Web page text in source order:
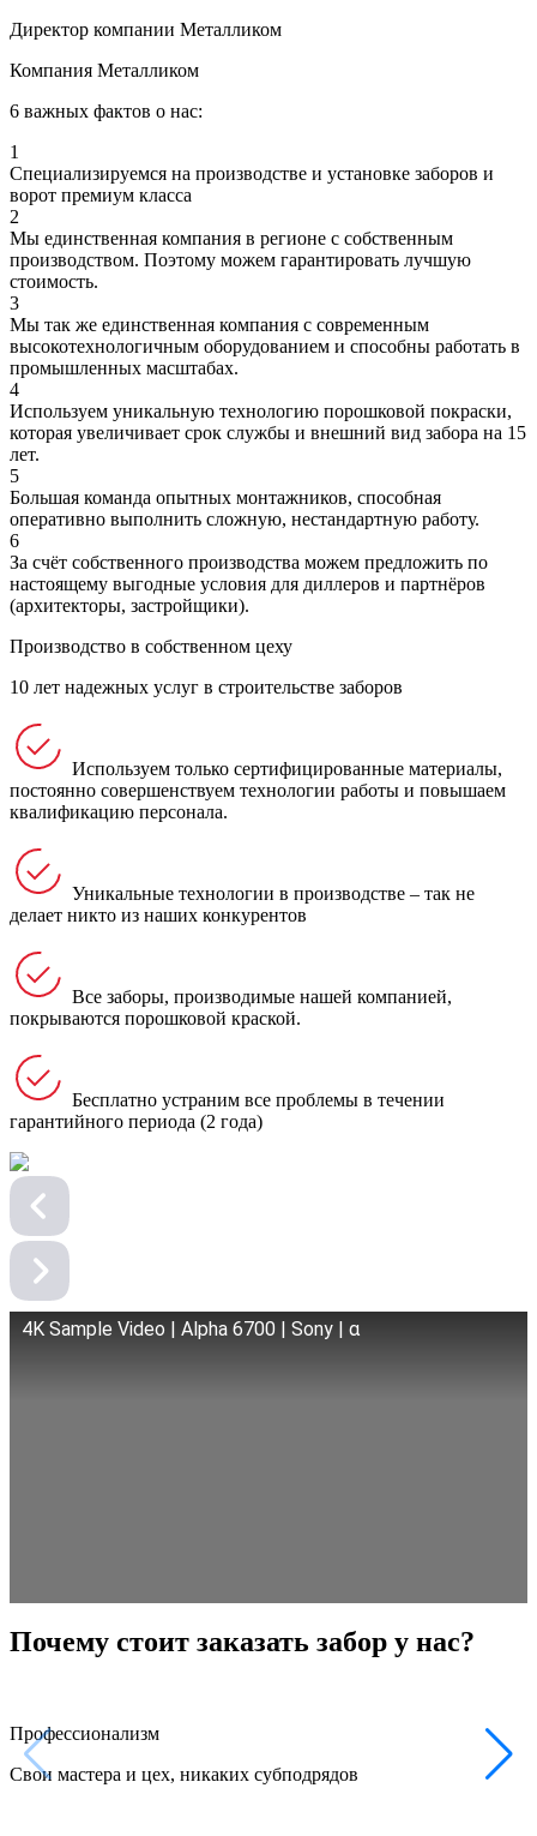
Директор компании Металликом
Компания Металликом
6 важных фактов о нас:
1
Специализируемся на производстве и установке заборов и
ворот премиум класса
2
Мы единственная компания в регионе с собственным
производством. Поэтому можем гарантировать лучшую
стоимость.
3
Мы так же единственная компания с современным
высокотехнологичным оборудованием и способны работать в
промышленных масштабах.
4
Используем уникальную технологию порошковой покраски,
которая увеличивает срок службы и внешний вид забора на 15
лет.
5
Большая команда опытных монтажников, способная
оперативно выполнить сложную, нестандартную работу.
6
За счёт собственного производства можем предложить по
настоящему выгодные условия для диллеров и партнёров
(архитекторы, застройщики).
Производство в собственном цеху
10 лет надежных услуг в строительстве заборов
Используем только сертифицированные материалы,
постоянно совершенствуем технологии работы и повышаем
квалификацию персонала.
Уникальные технологии в производстве – так не
делает никто из наших конкурентов
Все заборы, производимые нашей компанией,
покрываются порошковой краской.
Бесплатно устраним все проблемы в течении
гарантийного периода (2 года)
4K Sample Video | Alpha 6700 | Sony | α
Почему стоит заказать забор у нас?
Профессионализм
Свои мастера и цех, никаких субподрядов